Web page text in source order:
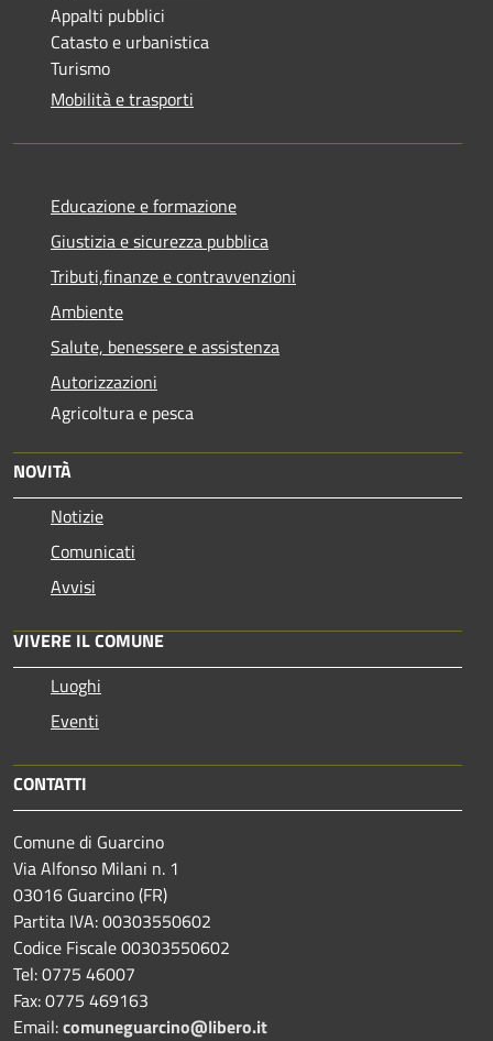
Appalti pubblici
Catasto e urbanistica
Turismo
Mobilità e trasporti
Educazione e formazione
Giustizia e sicurezza pubblica
Tributi,finanze e contravvenzioni
Ambiente
Salute, benessere e assistenza
Autorizzazioni
Agricoltura e pesca
NOVITÀ
Notizie
Comunicati
Avvisi
VIVERE IL COMUNE
Luoghi
Eventi
CONTATTI
Comune di Guarcino
Via Alfonso Milani n. 1
03016 Guarcino (FR)
Partita IVA: 00303550602
Codice Fiscale 00303550602
Tel: 0775 46007
Fax: 0775 469163
Email:comuneguarcino@libero.it